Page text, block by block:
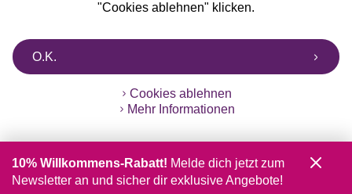
"Cookies ablehnen" klicken.
O.K.
Cookies ablehnen
Mehr Informationen
10% Willkommens-Rabatt! Melde dich jetzt zum
Newsletter an und sicher dir exklusive Angebote!